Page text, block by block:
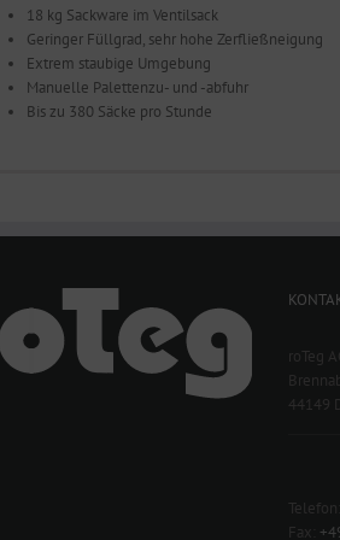
18 kg Sackware im Ventilsack
Geringer Füllgrad, sehr hohe Zerfließneigung
Extrem staubige Umgebung
Manuelle Palettenzu- und -abfuhr
Bis zu 380 Säcke pro Stunde
roTeg
44149
Telefon:
Fax: